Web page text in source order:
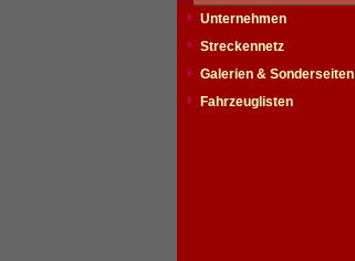
Unternehmen
Streckennetz
Galerien & Sonderseiten
Fahrzeuglisten